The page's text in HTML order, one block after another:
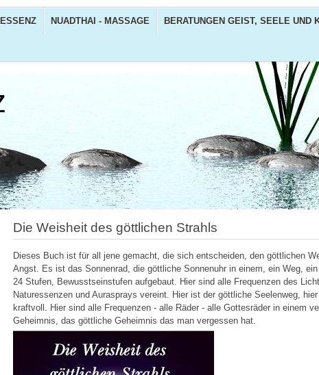
NUADTHAI - MASSAGE BERATUNGEN GEIST, SEELE UND
Die Weisheit des göttlichen Strahls
Dieses Buch ist für all jene gemacht, die sich entscheiden, den göttlichen
Angst. Es ist das Sonnenrad, die göttliche Sonnenuhr in einem, ein Weg,
24 Stufen, Bewusstseinstufen aufgebaut. Hier sind alle Frequenzen des
Naturessenzen und Aurasprays vereint. Hier ist der göttliche Seelenweg,
kraftvoll. Hier sind alle Frequenzen - alle Räder - alle Gottesräder in einem
Geheimnis, das göttliche Geheimnis das man vergessen hat.